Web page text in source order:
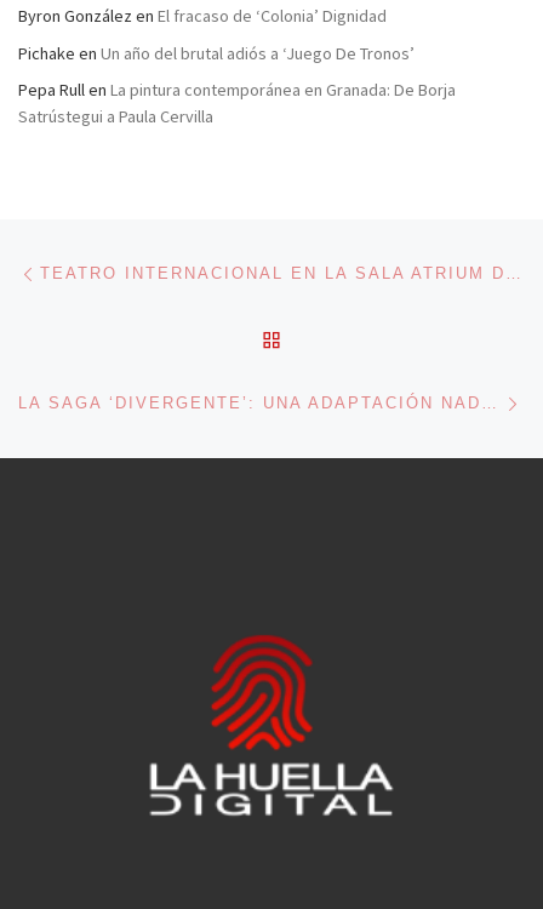
Byron González en El fracaso de ‘Colonia’ Dignidad
Pichake en Un año del brutal adiós a ‘Juego De Tronos’
Pepa Rullen La pintura contemporánea en Granada: De Borja
Satrústegui a Paula Cervilla
Navegación de entradas TEATRO INTERNACIONAL EN LA SALA ATRIUM DE BARCELONA
LA SAGA ‘DIVERGENTE’: UNA ADAPTACIÓN NADA ‘LEAL’